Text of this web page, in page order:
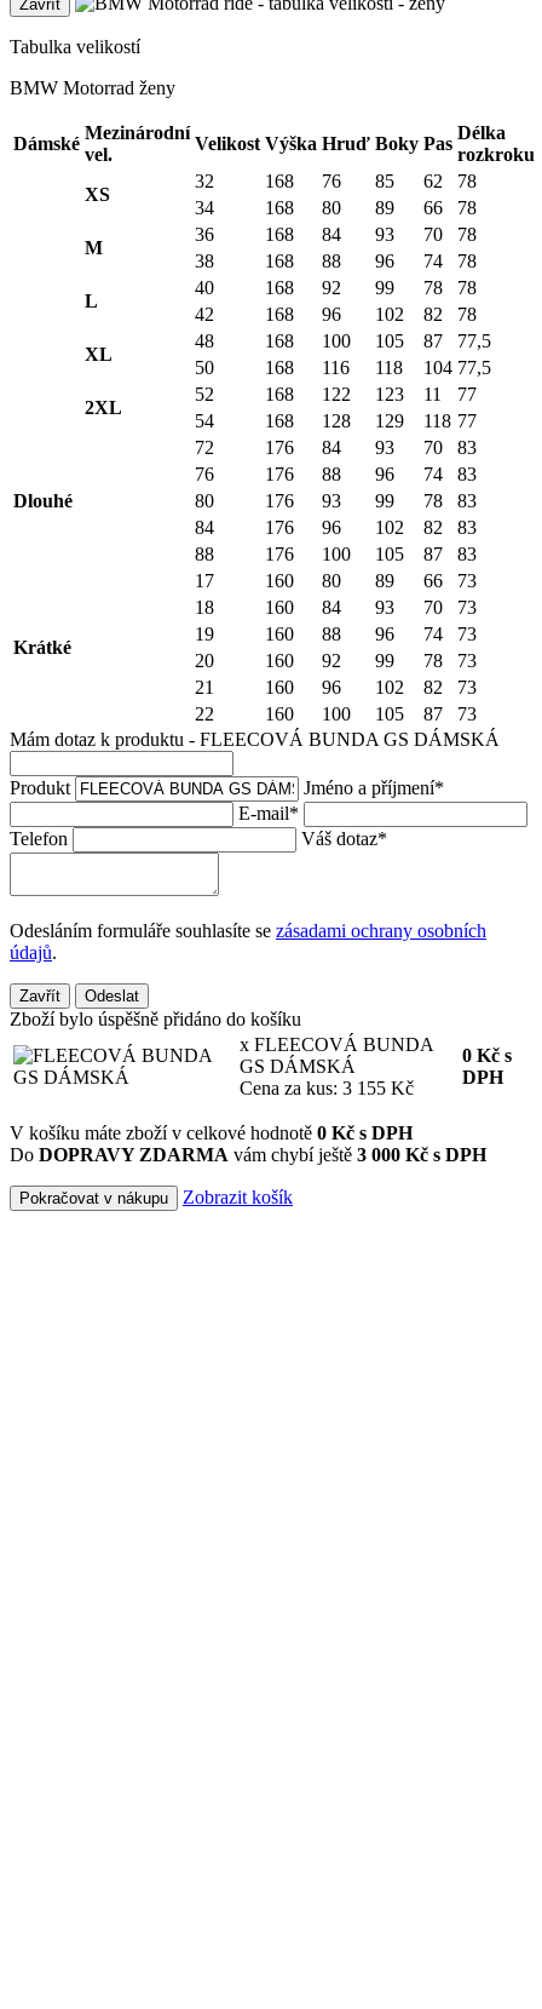
Zavřít
Tabulka velikostí
BMW Motorrad ženy
Dámské
Mezinárodní
vel.
Velikost Výška Hruď Boky Pas
Délka
rozkroku
XS
32 168 76 85 62
78
34
168 80 89 66
78
M
36 168 84 93 70
78
38
168 88 96 74
78
L
40 168 92 99 78
78
42
168 96 102 82
78
XL
48 168 100 105 87
77,5
50
168 116 118 104 77,5
2XL
52 168 122 123 11
77
54
168 128 129 118 77
Dlouhé
72 176 84 93 70
83
76
176 88 96 74
83
80
176 93 99 78
83
84
176 96 102 82
83
88
176 100 105 87 83
Krátké
17 160 80 89 66
73
18
160 84 93 70
73
19
160 88 96 74
73
20
160 92 99 78
73
21
160 96 102 82
73
22
160 100 105 87
73
Mám dotaz k produktu - FLEECOVÁ BUNDA GS DÁMSKÁ
Produkt Jméno a příjmení*
E-mail*
Telefon
Váš dotaz*
Odesláním formuláře souhlasíte se zásadami ochrany osobních
údajů.
Zavřít Odeslat
Zboží bylo úspěšně přidáno do košíku
x FLEECOVÁ BUNDA
GS DÁMSKÁ
Cena za kus: 3 155 Kč
0 Kč s
DPH
V košíku máte zboží v celkové hodnotě 0 Kč s DPH
Do DOPRAVY ZDARMA vám chybí ještě 3 000 Kč s DPH
Pokračovat v nákupu Zobrazit košík